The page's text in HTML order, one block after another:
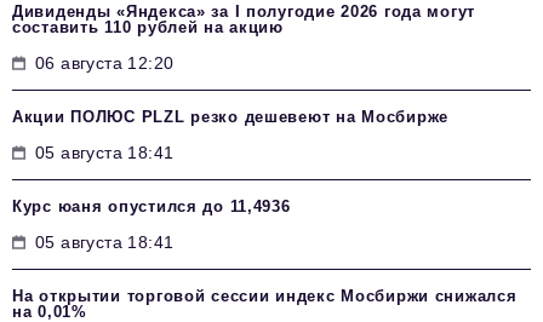
Дивиденды «Яндекса» за I полугодие 2026 года могут
составить 110 рублей на акцию
06 августа 12:20
Акции ПОЛЮС PLZL резко дешевеют на Мосбирже
05 августа 18:41
Курс юаня опустился до 11,4936
05 августа 18:41
На открытии торговой сессии индекс Мосбиржи снижался
на 0,01%